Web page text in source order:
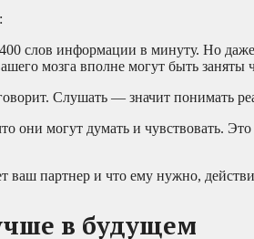
слов информации в минуту. Но
мозга вполне могут быть заняты
Слушать — значит понимать
они могут думать и чувствовать.
ваш партнер и что ему нужно,
в будущем